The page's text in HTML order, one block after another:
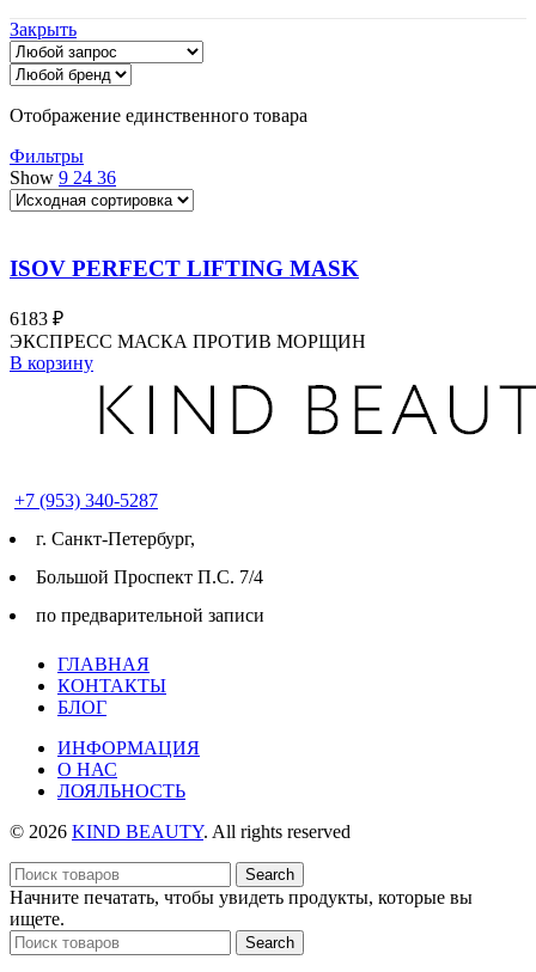
Закрыть
Отображение единственного товара
Фильтры
Show 9 24 36
ISOV PERFECT LIFTING MASK
6183 ₽
ЭКСПРЕСС МАСКА ПРОТИВ МОРЩИН
В корзину
+7 (953) 340-5287
г. Cанкт-Петербург,
Большой Проспект П.С. 7/4
по предварительной записи
ГЛАВНАЯ
КОНТАКТЫ
БЛОГ
ИНФОРМАЦИЯ
О НАС
ЛОЯЛЬНОСТЬ
© 2026 KIND BEAUTY. All rights reserved
Search
Начните печатать, чтобы увидеть продукты, которые вы
ищете.
Search